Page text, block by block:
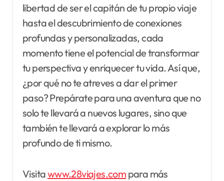
libertad de ser el capitán de tu propio viaje
hasta el descubrimiento de conexiones
profundas y personalizadas, cada
momento tiene el potencial de transformar
tu perspectiva y enriquecer tu vida. Así que,
¿por qué no te atreves a dar el primer
paso? Prepárate para una aventura que no
solo te llevará a nuevos lugares, sino que
también te llevará a explorar lo más
profundo de ti mismo.
Visitawww.28viajes.com para más